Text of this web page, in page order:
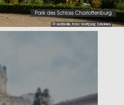
© visitBerlin, Foto: Wolfgang Scholvien
Park des Schloss Charlottenburg